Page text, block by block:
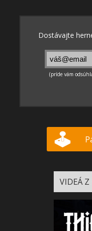
VIDEÁ Z